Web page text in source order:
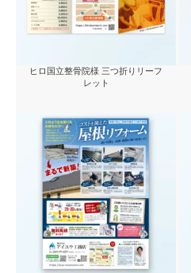
ヒロ国立整骨院様 三つ折りリーフ
レット